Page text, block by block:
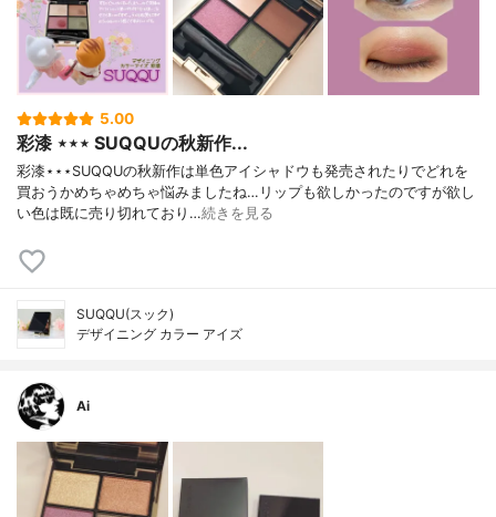
5.00
彩漆 ⋆‎⋆‎⋆ SUQQUの秋新作...
彩漆⋆‎⋆‎⋆SUQQUの秋新作は単色アイシャドウも発売されたりでどれを
買おうかめちゃめちゃ悩みましたね…リップも欲しかったのですが欲し
い色は既に売り切れており…続きを見る
SUQQU(スック)
デザイニング カラー アイズ
Ai